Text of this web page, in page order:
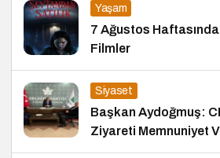
Yaşam
7 Ağustos
Filmler
Siyaset
Başkan Aydoğmuş:
Ziyareti Memnuniyet